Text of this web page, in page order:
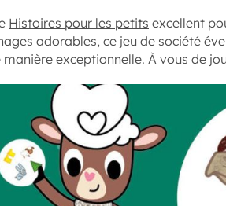
Histoires pour les petits excellent
adorables, ce jeu de société
exceptionnelle. À vous de